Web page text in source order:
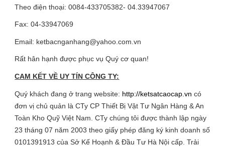
Theo điện thoại: 0084-433705382- 04.33947067
Fax: 04-33947069
Email: ketbacnganhang@yahoo.com.vn
Rất hân hạnh được phục vụ Quý cơ quan!
CAM KẾT VỀ UY TÍN CÔNG TY:
Quý khách đang ở trang website: http://ketsatcaocap.vn có
đơn vị chủ quản là CTy CP Thiết Bị Vật Tư Ngân Hàng & An
Toàn Kho Quỹ Việt Nam. CTy chúng tôi được thành lập ngày
23 tháng 07 năm 2003 theo giấy phép đăng ký kinh doanh số
0101391913 của Sở Kế Hoạnh & Đầu Tư Hà Nội cấp. Trải